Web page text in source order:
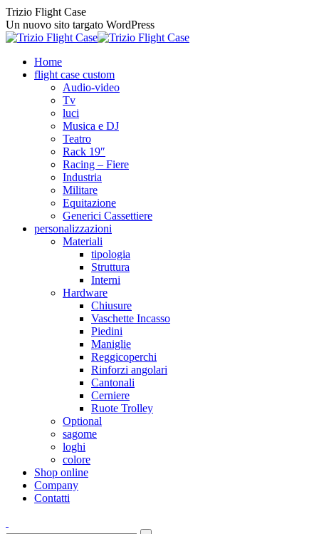
Vai
ai
contenuti
Trizio Flight Case
Un nuovo sito targato WordPress
Home
flight case custom
Audio-video
Tv
luci
Musica e DJ
Teatro
Rack 19″
Racing – Fiere
Industria
Militare
Equitazione
Generici Cassettiere
personalizzazioni
Materiali
tipologia
Struttura
Interni
Hardware
Chiusure
Vaschette Incasso
Piedini
Maniglie
Reggicoperchi
Rinforzi angolari
Cantonali
Cerniere
Ruote Trolley
Optional
sagome
loghi
colore
Shop online
Company
Contatti